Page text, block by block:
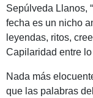
Sepúlveda Llanos,
fecha es un nicho
leyendas, ritos,
Capilaridad entre
Nada más
que las palabras